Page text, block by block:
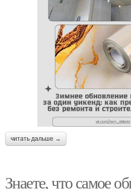
читать дальше →
Знаете, что самое